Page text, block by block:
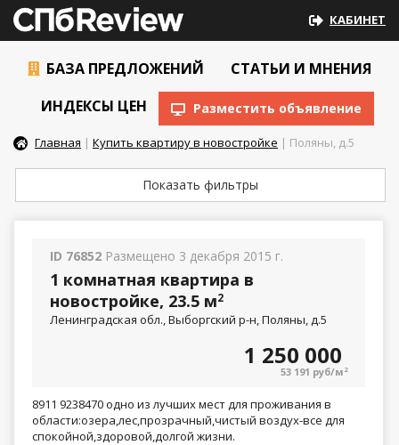
КАБИНЕТ
БАЗА ПРЕДЛОЖЕНИЙ
СТАТЬИ И МНЕНИЯ
ИНДЕКСЫ ЦЕН
Разместить объявление
Главная | Купить квартиру в новостройке | Поляны, д.5
Показать фильтры
ID 76852 Размещено 3 декабря 2015 г.
1 комнатная квартира в
новостройке, 23.5 м2
Ленинградская обл., Выборгский р-н, Поляны, д.5
1 250 000
53 191 руб/м 2
8911 9238470 одно из лучших мест для проживания в
области:озера,лес,прозрачный,чистый воздух-все для
спокойной,здоровой,долгой жизни.